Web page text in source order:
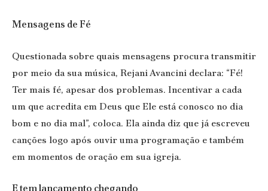
Mensagens de Fé
Questionada sobre quais mensagens procura transmitir
por meio da sua música, Rejani Avancini declara: “Fé!
Ter mais fé, apesar dos problemas. Incentivar a cada
um que acredita em Deus que Ele está conosco no dia
bom e no dia mal”, coloca. Ela ainda diz que já escreveu
canções logo após ouvir uma programação e também
em momentos de oração em sua igreja.
E tem lançamento chegando